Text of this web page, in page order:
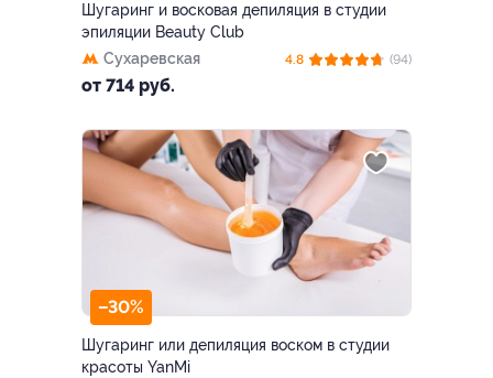
Шугаринг и восковая депиляция в студии
эпиляции Beauty Club
Сухаревская
от 714 руб.
4.8 (94)
–30%
Шугаринг или депиляция воском в студии
красоты YanMi